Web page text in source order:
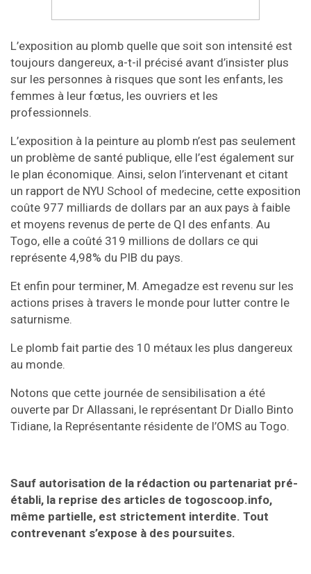
L’exposition au plomb quelle que soit son intensité est
toujours dangereux, a-t-il précisé avant d’insister plus
sur les personnes à risques que sont les enfants, les
femmes à leur fœtus, les ouvriers et les
professionnels.
L’exposition à la peinture au plomb n’est pas seulement
un problème de santé publique, elle l’est également sur
le plan économique. Ainsi, selon l’intervenant et citant
un rapport de NYU School of medecine, cette exposition
coûte 977 milliards de dollars par an aux pays à faible
et moyens revenus de perte de QI des enfants. Au
Togo, elle a coûté 319 millions de dollars ce qui
représente 4,98% du PIB du pays.
Et enfin pour terminer, M. Amegadze est revenu sur les
actions prises à travers le monde pour lutter contre le
saturnisme.
Le plomb fait partie des 10 métaux les plus dangereux
au monde.
Notons que cette journée de sensibilisation a été
ouverte par Dr Allassani, le représentant Dr Diallo Binto
Tidiane, la Représentante résidente de l’OMS au Togo.
Sauf autorisation de la rédaction ou partenariat pré-
établi, la reprise des articles de togoscoop.info,
même partielle, est strictement interdite. Tout
contrevenant s’expose à des poursuites.